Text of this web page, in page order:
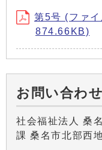
第5号 (ファ
874.66KB)
お問い合わせ
社会福祉法人 桑
課 桑名市北部西